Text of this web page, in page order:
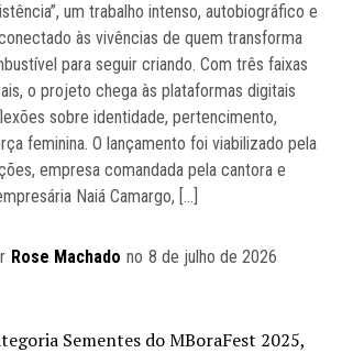
um trabalho intenso, autobiográfico e
às vivências de quem transforma
para seguir criando. Com três faixas
o projeto chega às plataformas digitais
sobre identidade, pertencimento,
feminina. O lançamento foi viabilizado pela
empresa comandada pela cantora e
Naiá Camargo, […]
Rose Machado no 8 de julho de 2026
Sementes do MBoraFest 2025,